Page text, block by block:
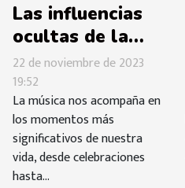
Las influencias
ocultas de la
música en
nuestras
emociones
22 de noviembre de 2023
19:52
La música nos acompaña en
los momentos más
significativos de nuestra
vida, desde celebraciones
hasta...